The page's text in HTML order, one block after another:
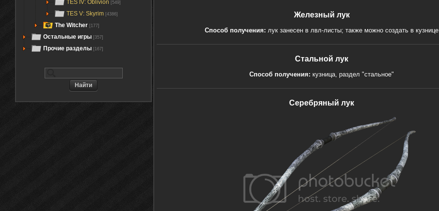
TES IV: Oblivion [549]
TES V: Skyrim [4386]
The Witcher [177]
Остальные игры [357]
Прочие разделы [167]
Железный лук
Способ получения: лук занесен в лвл-листы; также можно создать в кузнице
Стальной лук
Способ получения: кузница, раздел "стальное"
Серебряный лук